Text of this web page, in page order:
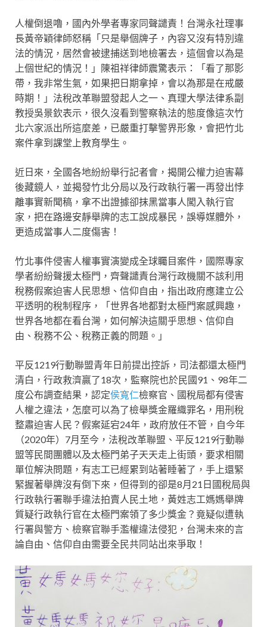
人權倒退嚕，國內外學者專家同聲譴責！台灣永社理事
長黃帝穎律師怒稱「只是舉個牌子，內容又沒有特別違
法的情況，居然會被逮捕送到地檢署去，這個會以為是
上個世紀的情況！」陳祖祥律師震驚表示：「看了那影
帶，我非常生氣，如果把日期拿掉，會以為那是在戒嚴
時期！」法稅改革聯盟發起人之一、真理大學法律系副
教授吳景欽表示，很久沒看到警察執法的態度像這次竹
北六家派出所這麼差，已嚴重打擊警界形象，會把竹北
案件拿到課堂上教育學生。
近日來，全國各地紛紛舉行記者會，揭開公權力迫害幕
後藏鏡人，並揭發竹北分局以及行政執行署一再發出悖
離事實新聞稿，拿不出證據卻抹黑當事人闖入執行官
家，把在路邊安靜舉牌的志工說成暴民，誤導媒體外，
更造成當事人二度傷害！
竹北事件侵害人權事實演變成全球矚目案件，國際專家
學者紛紛聲援太極門，齊聲譴責台灣行政機關不該利用
稅務假案迫害人民思想、信仰自由，指出政府應建立公
平透明的稅制程序，「世界各地都對太極門案感興趣，
世界各地都在看台灣，如何解決這關乎思想、信仰自
由、稅務不公、稅務正義的問題。」
平反1219行動聯盟青年日前提出控訴，司法都還太極門
清白，行政救濟贏了18次，監察院也於民國91、98年二
度公布調查結果，認定侯寬仁檢察官、國稅局都有侵害
人權之違法，怎麼可以為了檢舉獎金羅織罪名，用刑稅
整肅迫害人民？假案延宕24年，政府放任不管，自今年
（2020年）7月至今，法稅改革聯盟、平反1219行動聯
盟等民間團體以及太極門弟子天天走上街頭，要求相關
單位解決問題，有志工已經累到站著睡著了，手上還緊
緊握著舉牌沒有倒下來，但得到的卻是8月21日國稅局與
行政執行署聯手違法拍賣人民土地，黃姓志工媽媽舉牌
質疑行政執行官在太極門案領了多少獎金？竟疑似遭執
行署與警方、檢察官聯手濫權違法侵犯，台灣未來的言
論自由、信仰自由需要全民共同站出來爭取！